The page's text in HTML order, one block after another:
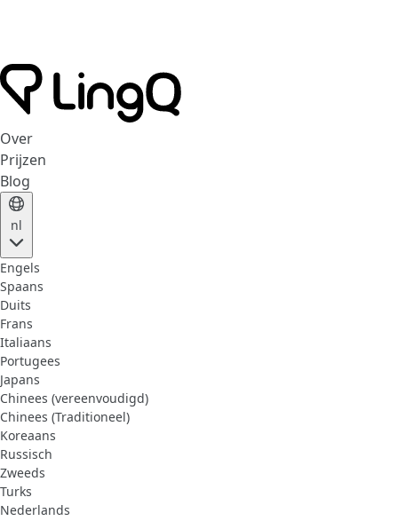
Over
Prijzen
Blog
nl
Engels
Spaans
Duits
Frans
Italiaans
Portugees
Japans
Chinees (vereenvoudigd)
Chinees (Traditioneel)
Koreaans
Russisch
Zweeds
Turks
Nederlands